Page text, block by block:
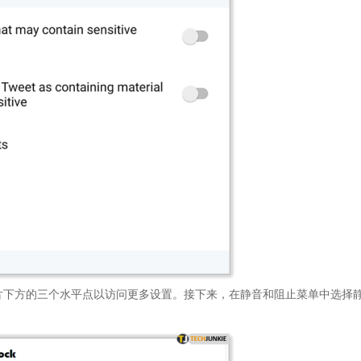
的三个水平点以访问更多设置。接下来，在静音和阻止菜单中选择